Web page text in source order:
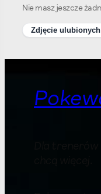
Nie masz jeszcze
Zdjęcie ulubionych